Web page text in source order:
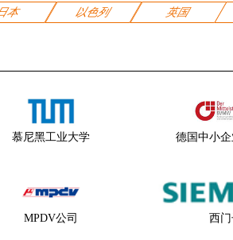
本 以色列 英国
慕尼黑工业大学 德国中小
MPDV公司 西